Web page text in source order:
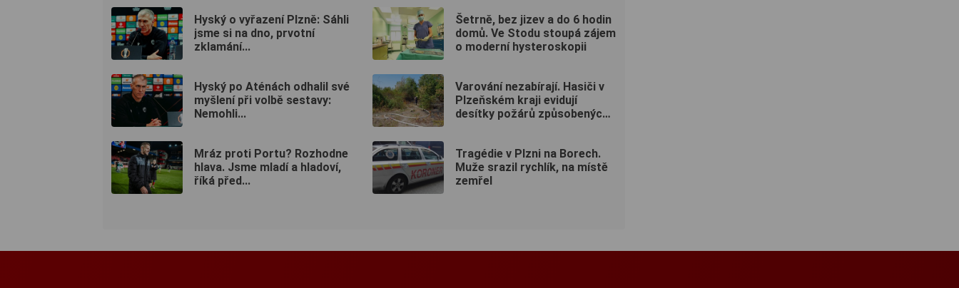
Hyský o vyřazení Plzně: Sáhli
jsme si na dno, prvotní
zklamání...
Hyský po Aténách odhalil své
myšlení při volbě sestavy:
Nemohli...
Mráz proti Portu? Rozhodne
hlava. Jsme mladí a hladoví,
říká před...
Šetrně, bez jizev a do 6 hodin
domů. Ve Stodu stoupá zájem
o moderní hysteroskopii
Varování nezabírají. Hasiči v
Plzeňském kraji evidují
desítky požárů způsobených
Tragédie v Plzni na Borech.
Muže srazil rychlík, na místě
zemřel